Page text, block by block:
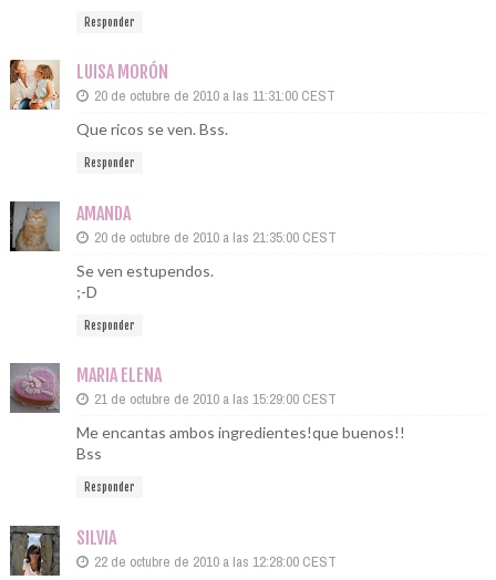
Responder
LUISA MORÓN
20 de octubre de 2010 a las 11:31:00 CEST
Que ricos se ven. Bss.
Responder
AMANDA
20 de octubre de 2010 a las 21:35:00 CEST
Se ven estupendos.
;-D
Responder
MARIA ELENA
21 de octubre de 2010 a las 15:29:00 CEST
Me encantas ambos ingredientes!que buenos!!
Bss
Responder
SILVIA
22 de octubre de 2010 a las 12:28:00 CEST